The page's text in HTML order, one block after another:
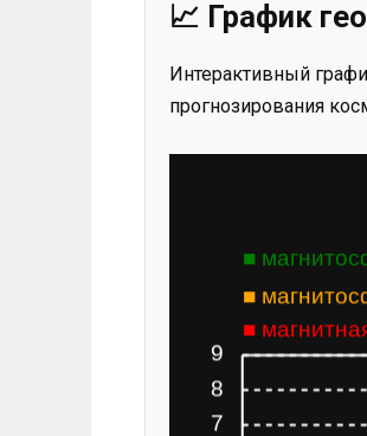
📈 График
Интерактивный
прогнозирования